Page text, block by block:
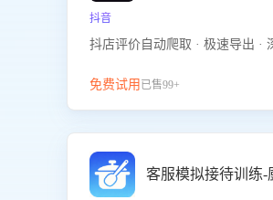
抖音
抖店评价自动爬取 · 极速导出 ·
免费试用 已售99+
客服模拟接待训练-